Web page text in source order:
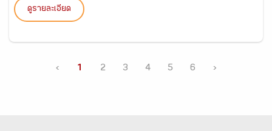
ดูรายละเอียด
‹ 1 2 3 4 5 6 ›